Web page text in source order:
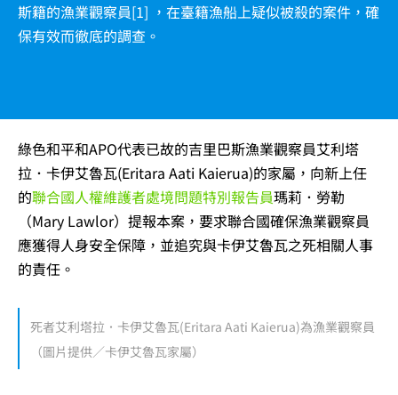
斯籍的漁業觀察員[1] ，在臺籍漁船上疑似被殺的案件，確
保有效而徹底的調查。
綠色和平和APO代表已故的吉里巴斯漁業觀察員艾利塔
拉．卡伊艾魯瓦(Eritara Aati Kaierua)的家屬，向新上任
的聯合國人權維護者處境問題特別報告員瑪莉．勞勒
（Mary Lawlor）提報本案，要求聯合國確保漁業觀察員
應獲得人身安全保障，並追究與卡伊艾魯瓦之死相關人事
的責任。
死者艾利塔拉．卡伊艾魯瓦(Eritara Aati Kaierua)為漁業觀察員
（圖片提供／卡伊艾魯瓦家屬）